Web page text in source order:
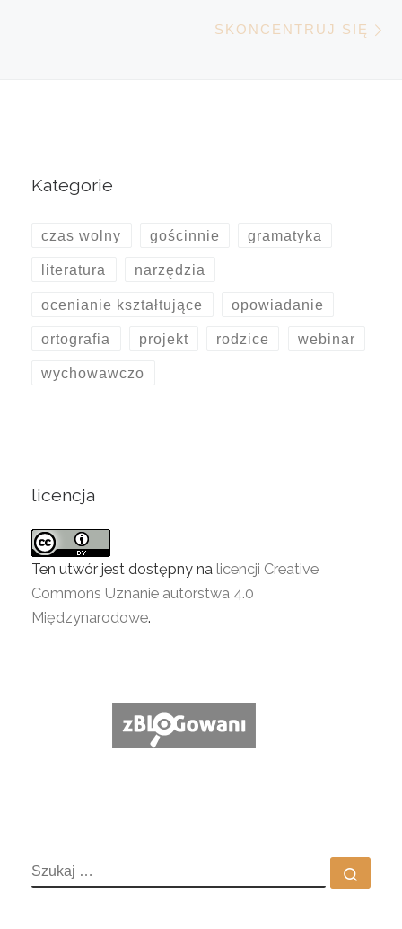
SKONCENTRUJ SIĘ
Kategorie
czas wolny gościnnie gramatyka
literatura narzędzia
ocenianie kształtujące opowiadanie
ortografia projekt rodzice webinar
wychowawczo
licencja
Ten utwór jest dostępny na licencji Creative
Commons Uznanie autorstwa 4.0
Międzynarodowe.
SZUKAJ